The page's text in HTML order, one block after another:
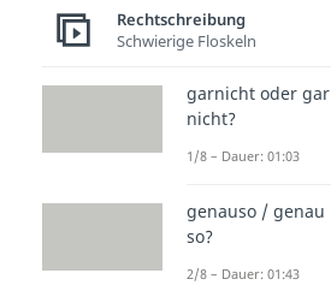
Rechtschreibung
Schwierige Floskeln
garnicht oder gar
nicht?
1/8 – Dauer: 01:03
genauso / genau
so?
2/8 – Dauer: 01:43